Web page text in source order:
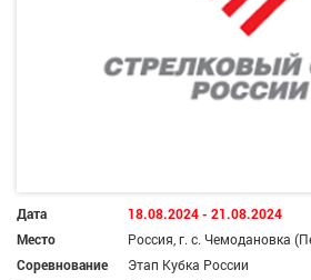
Дата
18.08.2024 - 21.08.2024
Место
Россия, г. с. Чемодановка
Соревнование
Этап Кубка России